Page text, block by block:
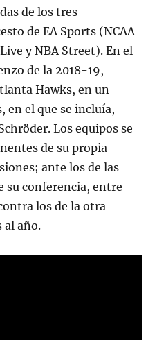
de los tres
de EA Sports (NCAA
y NBA Street). En el
de la 2018-19,
Hawks, en un
en el que se incluía,
Los equipos se
de su propia
ante los de las
su conferencia, entre
los de la otra
al año.